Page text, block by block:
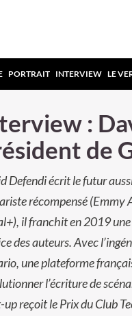
PORTRAIT INTERVIEW LE
:
de
Defendi écrit le futur
récompensé
il franchit en 2019
des auteurs. Avec
une plateforme
l’écriture de
reçoit le Prix du Club